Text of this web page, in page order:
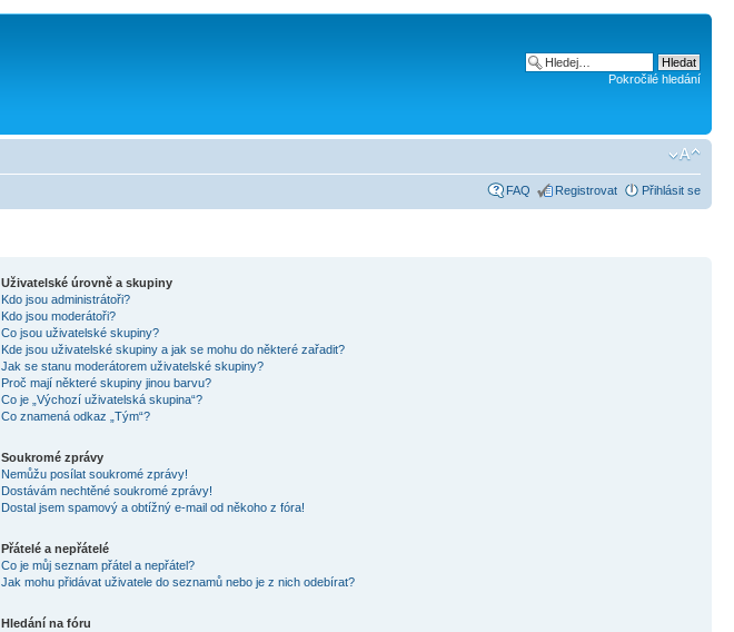
Pokročilé hledání
FAQ Registrovat Přihlásit se
Uživatelské úrovně a skupiny
Kdo jsou administrátoři?
Kdo jsou moderátoři?
Co jsou uživatelské skupiny?
Kde jsou uživatelské skupiny a jak se mohu do některé zařadit?
Jak se stanu moderátorem uživatelské skupiny?
Proč mají některé skupiny jinou barvu?
Co je „Výchozí uživatelská skupina“?
Co znamená odkaz „Tým“?
Soukromé zprávy
Nemůžu posílat soukromé zprávy!
Dostávám nechtěné soukromé zprávy!
Dostal jsem spamový a obtížný e-mail od někoho z fóra!
Přátelé a nepřátelé
Co je můj seznam přátel a nepřátel?
Jak mohu přidávat uživatele do seznamů nebo je z nich odebírat?
Hledání na fóru